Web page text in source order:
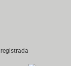
registrada